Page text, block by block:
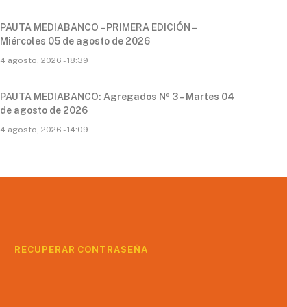
PAUTA MEDIABANCO – PRIMERA EDICIÓN –
Miércoles 05 de agosto de 2026
4 agosto, 2026 - 18:39
PAUTA MEDIABANCO: Agregados Nº 3 – Martes 04
de agosto de 2026
4 agosto, 2026 - 14:09
RECUPERAR CONTRASEÑA